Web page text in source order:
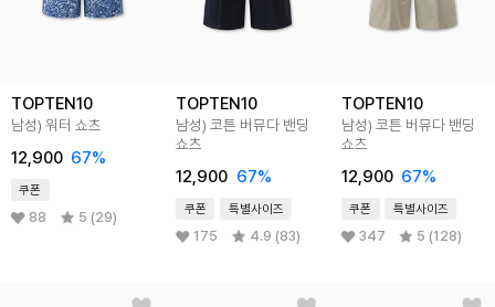
TOPTEN10
남성) 워터 쇼츠
12,900 67%
쿠폰
88 5 (29)
TOPTEN10
남성) 코튼 버뮤다 밴딩
쇼츠
12,900 67%
쿠폰 특별사이즈
175 4.9 (83)
TOPTEN10
남성) 코튼 버뮤다 밴딩
쇼츠
12,900 67%
쿠폰 특별사이즈
347 5 (128)